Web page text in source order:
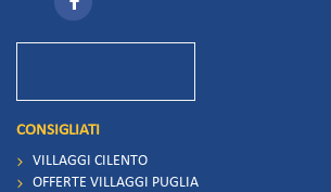
CONSIGLIATI
VILLAGGI CILENTO
OFFERTE VILLAGGI PUGLIA